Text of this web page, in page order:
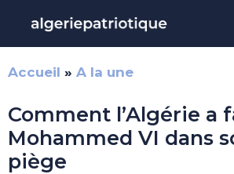
contenu
Accueil » A la une
Comment l’Algérie a
Mohammed VI dans
piège